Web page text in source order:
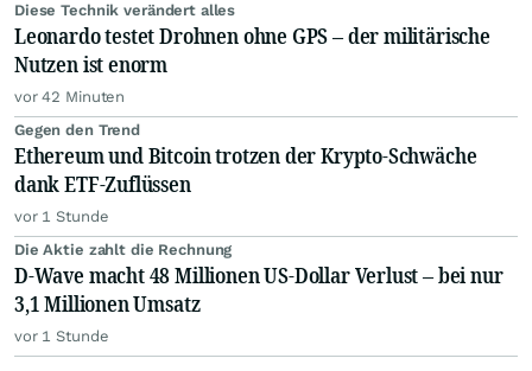
Diese Technik verändert alles
Leonardo testet Drohnen ohne GPS – der militärische
Nutzen ist enorm
vor 42 Minuten
Gegen den Trend
Ethereum und Bitcoin trotzen der Krypto-Schwäche
dank ETF-Zuflüssen
vor 1 Stunde
Die Aktie zahlt die Rechnung
D-Wave macht 48 Millionen US-Dollar Verlust – bei nur
3,1 Millionen Umsatz
vor 1 Stunde